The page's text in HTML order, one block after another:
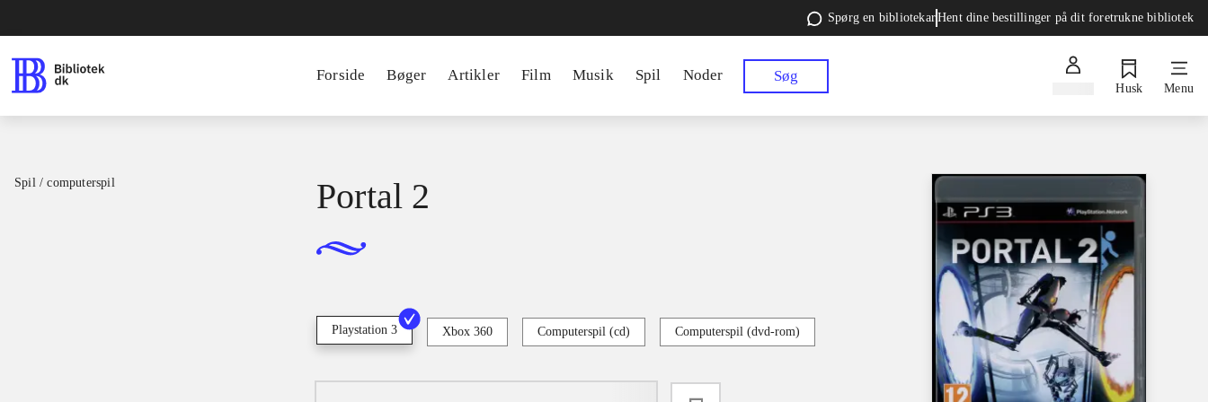
Spørg en bibliotekarHent dine bestillinger på dit foretrukne bibliotek
Forside Bøger Artikler Film Musik Spil Noder Søg
Husk Menu
Spil / computerspil Portal 2
Playstation 3 Xbox 360 Computerspil (cd) Computerspil (dvd-rom)